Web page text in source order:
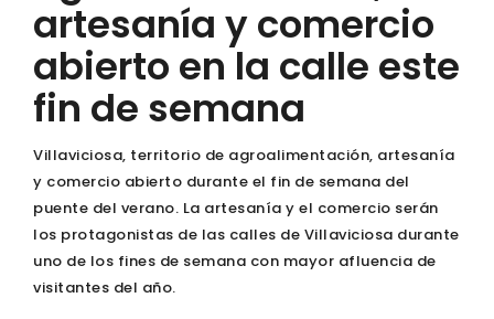
artesanía y comercio
abierto en la calle este
fin de semana
Villaviciosa, territorio de agroalimentación, artesanía
y comercio abierto durante el fin de semana del
puente del verano. La artesanía y el comercio serán
los protagonistas de las calles de Villaviciosa durante
uno de los fines de semana con mayor afluencia de
visitantes del año.